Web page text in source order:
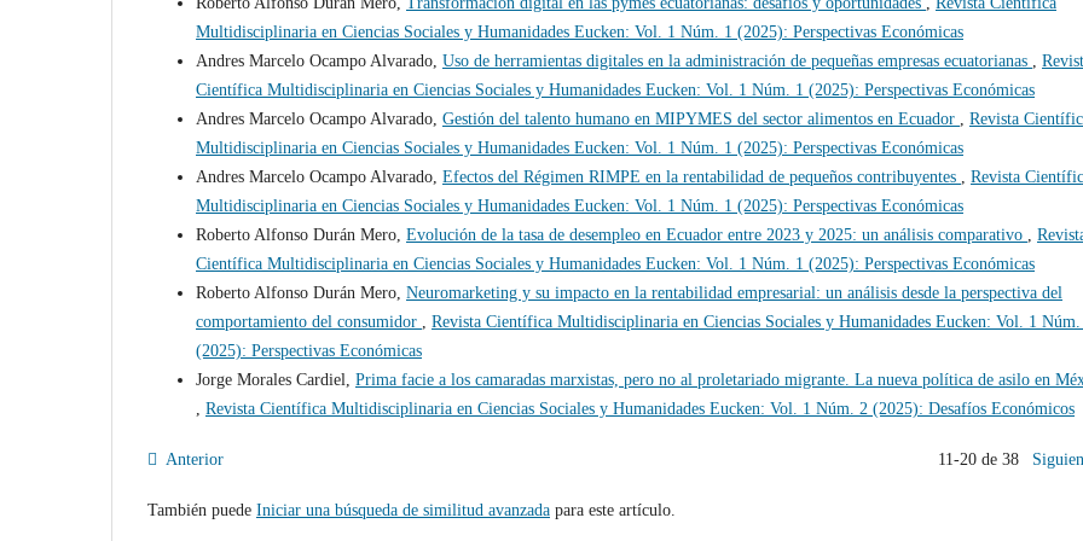
Multidisciplinaria en Ciencias Sociales y Humanidades Eucken: Vol. 1 Núm. 1 (2025): Perspectivas Económicas
Andres Marcelo Ocampo Alvarado, Uso de herramientas digitales en la administración de pequeñas empresas ecuatorianas ,
Científica Multidisciplinaria en Ciencias Sociales y Humanidades Eucken: Vol. 1 Núm. 1 (2025): Perspectivas Económicas
Andres Marcelo Ocampo Alvarado, Gestión del talento humano en MIPYMES del sector alimentos en Ecuador , Revista
Multidisciplinaria en Ciencias Sociales y Humanidades Eucken: Vol. 1 Núm. 1 (2025): Perspectivas Económicas
Andres Marcelo Ocampo Alvarado, Efectos del Régimen RIMPE en la rentabilidad de pequeños contribuyentes , Revista
Multidisciplinaria en Ciencias Sociales y Humanidades Eucken: Vol. 1 Núm. 1 (2025): Perspectivas Económicas
Roberto Alfonso Durán Mero, Evolución de la tasa de desempleo en Ecuador entre 2023 y 2025: un análisis comparativo ,
Científica Multidisciplinaria en Ciencias Sociales y Humanidades Eucken: Vol. 1 Núm. 1 (2025): Perspectivas Económicas
Roberto Alfonso Durán Mero, Neuromarketing y su impacto en la rentabilidad empresarial: un análisis desde la perspectiva del
comportamiento del consumidor , Revista Científica Multidisciplinaria en Ciencias Sociales y Humanidades Eucken: Vol. 1 Núm.
(2025): Perspectivas Económicas
Jorge Morales Cardiel, Prima facie a los camaradas marxistas, pero no al proletariado migrante. La nueva política de asilo en
, Revista Científica Multidisciplinaria en Ciencias Sociales y Humanidades Eucken: Vol. 1 Núm. 2 (2025): Desafíos Económicos
Anterior 11-20 de 38
También puede Iniciar una búsqueda de similitud avanzada para este artículo.